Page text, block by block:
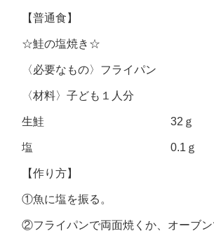
【普通食】
☆鮭の塩焼き☆
〈必要なもの〉フライパン
〈材料〉子ども１人分
生鮭 32ｇ
塩 0.1ｇ
【作り方】
①魚に塩を振る。
②フライパンで両面焼くか、オーブン